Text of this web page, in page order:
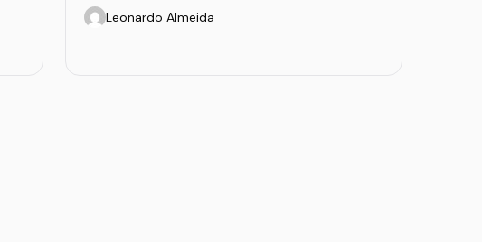
Leonardo Almeida